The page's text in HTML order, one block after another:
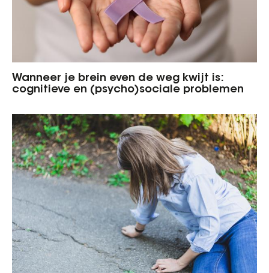
Wanneer je brein even de weg kwijt is:
cognitieve en (psycho)sociale problemen